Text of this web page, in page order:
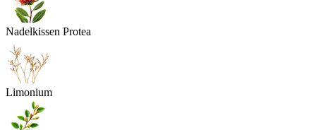
Nadelkissen Protea
Limonium